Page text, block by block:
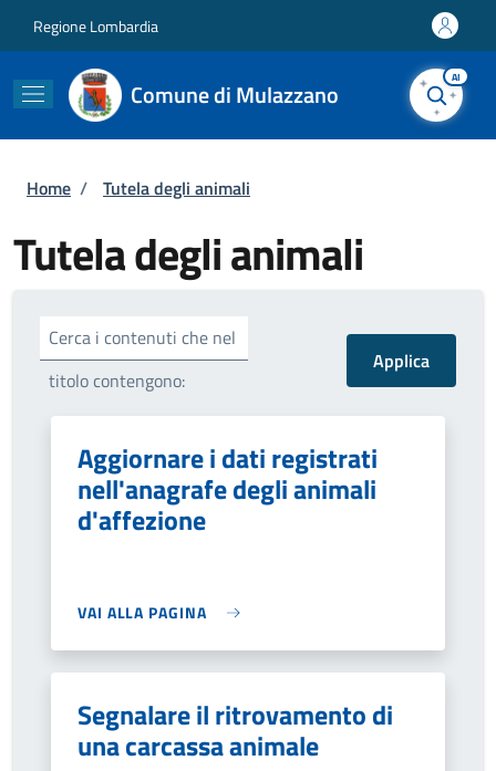
Regione Lombardia
Comune di Mulazzano
AI
Briciole di pane
Home / Tutela degli animali
Tutela degli animali
Cerca i contenuti che nel
titolo contengono:
Aggiornare i dati registrati
nell'anagrafe degli animali
d'affezione
VAI ALLA PAGINA
Segnalare il ritrovamento di
una carcassa animale